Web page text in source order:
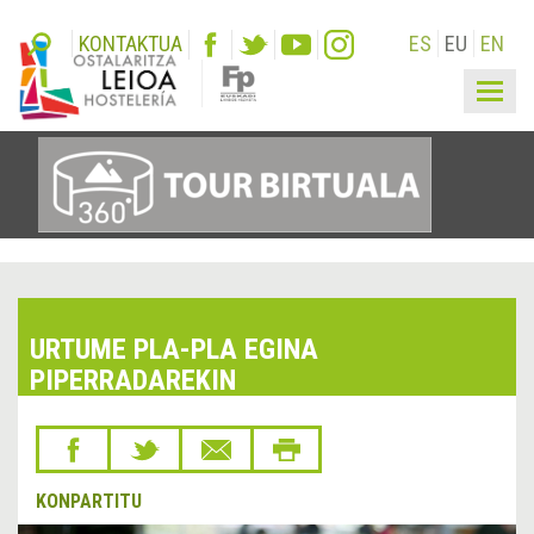
KONTAKTUA ES EU EN
URTUME PLA-PLA EGINA
PIPERRADAREKIN
KONPARTITU